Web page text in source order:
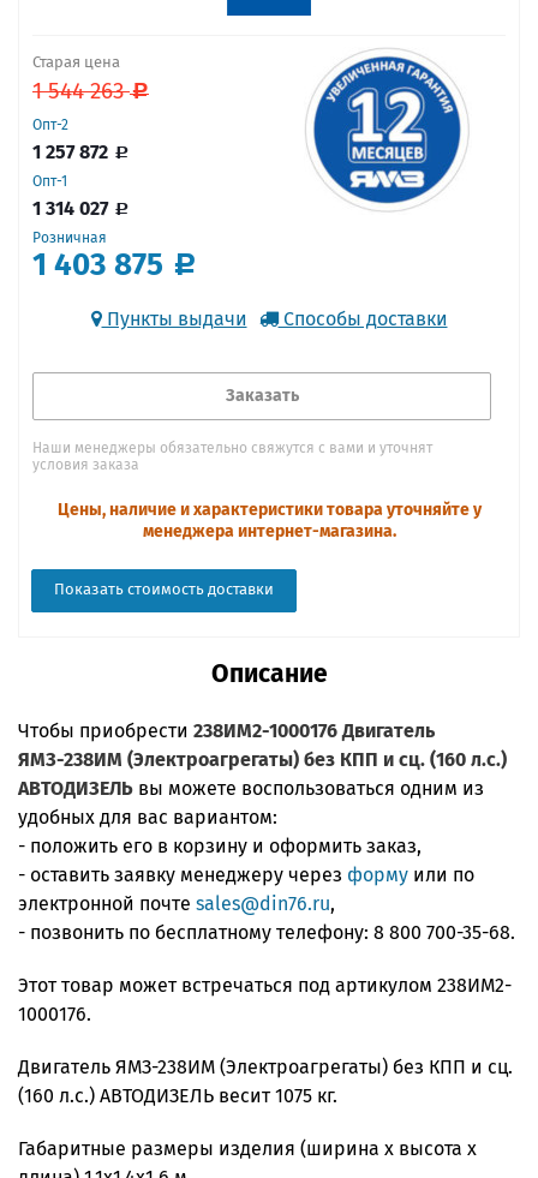
Старая цена
1 544 263
Опт-2
1 257 872
Опт-1
1 314 027
Розничная
1 403 875
Пункты выдачи Способы доставки
Заказать
Наши менеджеры обязательно свяжутся с вами и уточнят
условия заказа
Цены, наличие и характеристики товара уточняйте у
менеджера интернет-магазина.
Показать стоимость доставки
Описание
Чтобы приобрести 238ИМ2-1000176 Двигатель
ЯМЗ-238ИМ (Электроагрегаты) без КПП и сц. (160 л.с.)
АВТОДИЗЕЛЬ вы можете воспользоваться одним из
удобных для вас вариантом:
- положить его в корзину и оформить заказ,
- оставить заявку менеджеру через форму или по
электронной почте sales@din76.ru,
- позвонить по бесплатному телефону: 8 800 700-35-68.
Этот товар может встречаться под артикулом 238ИМ2-
1000176.
Двигатель ЯМЗ-238ИМ (Электроагрегаты) без КПП и сц.
(160 л.с.) АВТОДИЗЕЛЬ весит 1075 кг.
Габаритные размеры изделия (ширина х высота х